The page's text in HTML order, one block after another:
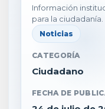
Información
para la ciudadanía.
Noticias
CATEGORÍA
Ciudadano
FECHA DE